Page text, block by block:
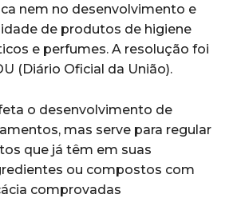
nem no desenvolvimento e
de produtos de higiene
e perfumes. A resolução foi
(Diário Oficial da União).
o desenvolvimento de
mas serve para regular
que já têm em suas
ou compostos com
comprovadas